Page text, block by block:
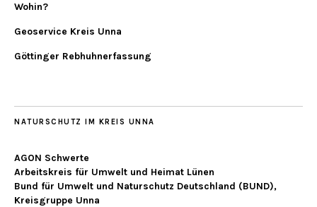
Wohin?
Geoservice Kreis Unna
Göttinger Rebhuhnerfassung
NATURSCHUTZ IM KREIS UNNA
AGON Schwerte
Arbeitskreis für Umwelt und Heimat Lünen
Bund für Umwelt und Naturschutz Deutschland (BUND),
Kreisgruppe Unna